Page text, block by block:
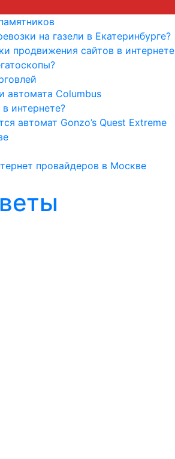
на газели в Екатеринбурге?
продвижения сайтов в интернете
автомата Columbus
интернете?
автомат Gonzo’s Quest Extreme
провайдеров в Москве